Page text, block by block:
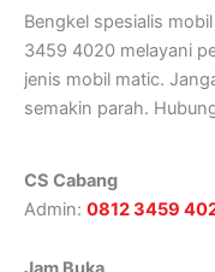
Bengkel spesialis
3459 4020 melayani
jenis mobil matic.
semakin parah.
CS Cabang
Admin: 0812 3459